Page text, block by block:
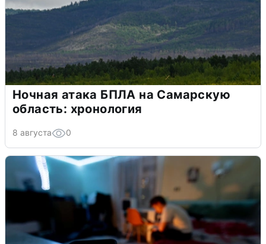
Ночная атака БПЛА на Самарскую
область: хронология
8 августа 0